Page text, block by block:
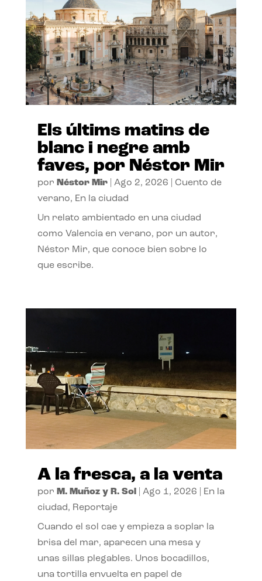
Els últims matins de
blanc i negre amb
faves, por Néstor Mir
por Néstor Mir| Ago 2, 2026
Cuento de
verano, En la ciudad
Un relato ambientado en una ciudad
como Valencia en verano, por un autor,
Néstor Mir, que conoce bien sobre lo
que escribe.
A la fresca, a la venta
por M. Muñoz y R. Sol| Ago 1, 2026
En la
ciudad, Reportaje
Cuando el sol cae y empieza a soplar la
brisa del mar, aparecen una mesa y
unas sillas plegables. Unos bocadillos,
una tortilla envuelta en papel de